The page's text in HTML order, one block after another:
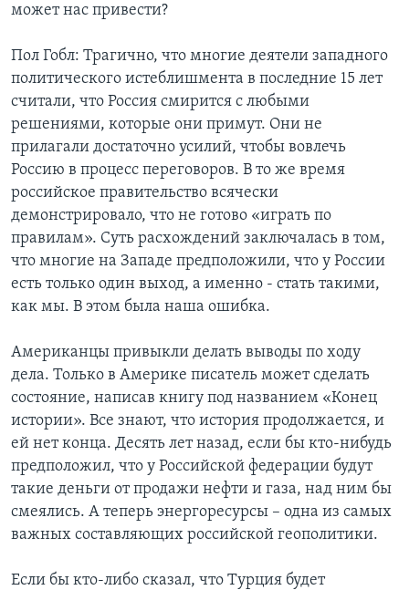
может нас привести?
Пол Гобл: Трагично, что многие деятели западного
политического истеблишмента в последние 15 лет
считали, что Россия смирится с любыми
решениями, которые они примут. Они не
прилагали достаточно усилий, чтобы вовлечь
Россию в процесс переговоров. В то же время
российское правительство всячески
демонстрировало, что не готово «играть по
правилам». Суть расхождений заключалась в том,
что многие на Западе предположили, что у России
есть только один выход, а именно - стать такими,
как мы. В этом была наша ошибка.
Американцы привыкли делать выводы по ходу
дела. Только в Америке писатель может сделать
состояние, написав книгу под названием «Конец
истории». Все знают, что история продолжается, и
ей нет конца. Десять лет назад, если бы кто-нибудь
предположил, что у Российской федерации будут
такие деньги от продажи нефти и газа, над ним бы
смеялись. А теперь энергоресурсы – одна из самых
важных составляющих российской геополитики.
Если бы кто-либо сказал, что Турция будет